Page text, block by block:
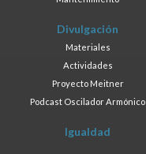
Divulgación
Materiales
Actividades
Proyecto Meitner
Podcast Oscilador Armónico
Igualdad